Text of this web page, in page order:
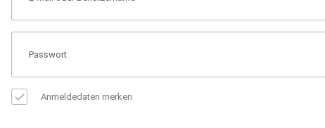
Anmeldedaten merken